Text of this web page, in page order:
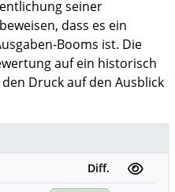
seiner
dass es ein
Booms ist. Die
auf ein historisch
Druck auf den Ausblick
Diff.